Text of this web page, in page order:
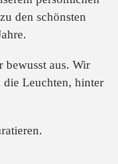
den schönsten
aus. Wir
Leuchten, hinter